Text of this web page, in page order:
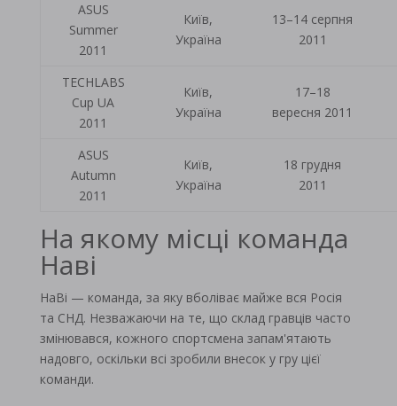
ASUS
Summer
2011
Київ,
Україна
13–14 серпня
2011
TECHLABS
Cup UA
2011
Київ,
Україна
17–18
вересня 2011
ASUS
Autumn
2011
Київ,
Україна
18 грудня
2011
На якому місці команда
Наві
НаВі — команда, за яку вболіває майже вся Росія
та СНД. Незважаючи на те, що склад гравців часто
змінювався, кожного спортсмена запам'ятають
надовго, оскільки всі зробили внесок у гру цієї
команди.